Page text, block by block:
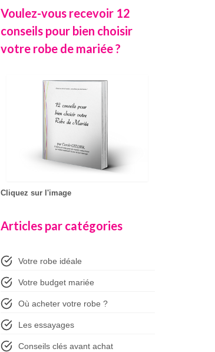
Voulez-vous recevoir 12
conseils pour bien choisir
votre robe de mariée ?
Cliquez sur l'image
Articles par catégories
Votre robe idéale
Votre budget mariée
Où acheter votre robe ?
Les essayages
Conseils clés avant achat